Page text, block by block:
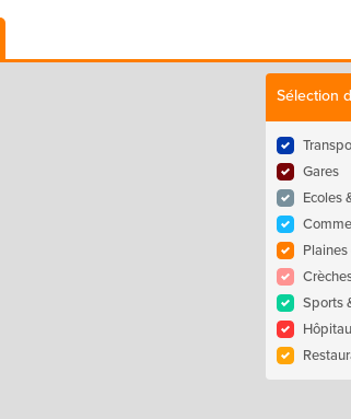
Sélection
Gares
Ecoles
Sports